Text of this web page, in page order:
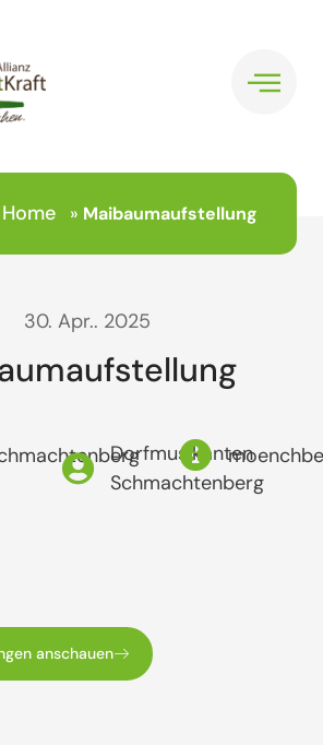
Home » Maibaumaufstellung
30. Apr.. 2025
Dorfmusikanten
Schmachtenberg
anschauen